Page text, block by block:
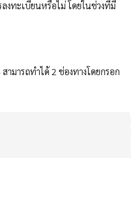
งทะเบียนหรือไม่ โดยในช่วงที่มี
มารถทำได้ 2 ช่องทางโดยกรอก